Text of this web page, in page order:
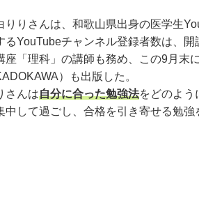
りさんは、和歌山県出身の医学生
YouTubeチャンネル登録者数は、開
座「理科」の講師も務め、この9月末
）も出版した。
さんは自分に合った勉強法をどのよう
して過ごし、合格を引き寄せる勉